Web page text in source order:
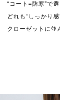
“コート=防寒”で
どれも“しっかり
クローゼットに並